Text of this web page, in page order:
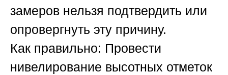
замеров нельзя подтвердить или
опровергнуть эту причину.
Как правильно: Провести
нивелирование высотных отметок